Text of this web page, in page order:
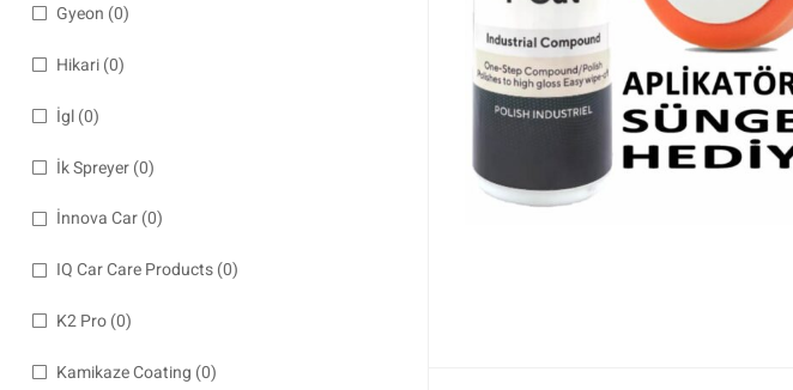
Gyeon (0)
Hikari(0)
İgl(0)
İk Spreyer(0)
İnnova Car(0)
IQ Car Care Products(0)
K2 Pro(0)
Kamikaze Coating (0)